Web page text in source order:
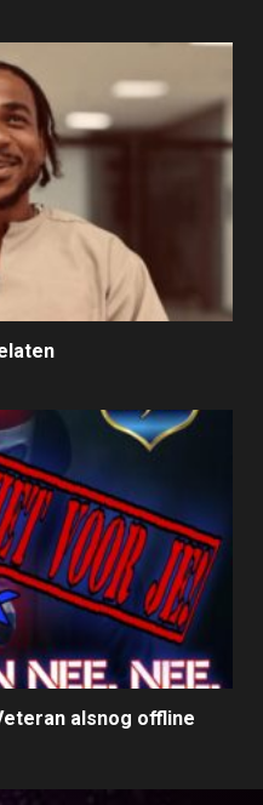
alsnog offline